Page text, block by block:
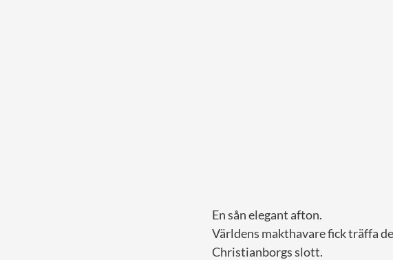
En sån elegant afton.
Världens makthavare fick träffa
Christianborgs slott.